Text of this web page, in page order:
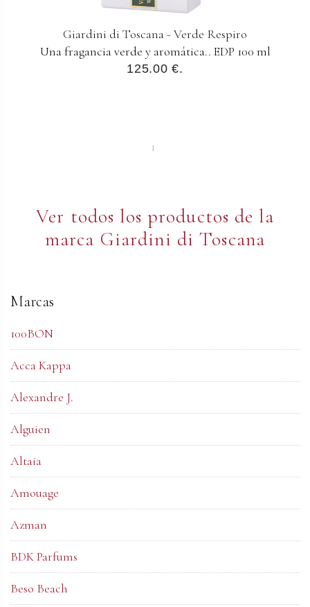
Giardini di Toscana - Verde Respiro
Una fragancia verde y aromática.. EDP 100 ml
125.00 €.
1
Ver todos los productos de la
marca Giardini di Toscana
Marcas
100BON
Acca Kappa
Alexandre J.
Alguien
Altaia
Amouage
Azman
BDK Parfums
Beso Beach